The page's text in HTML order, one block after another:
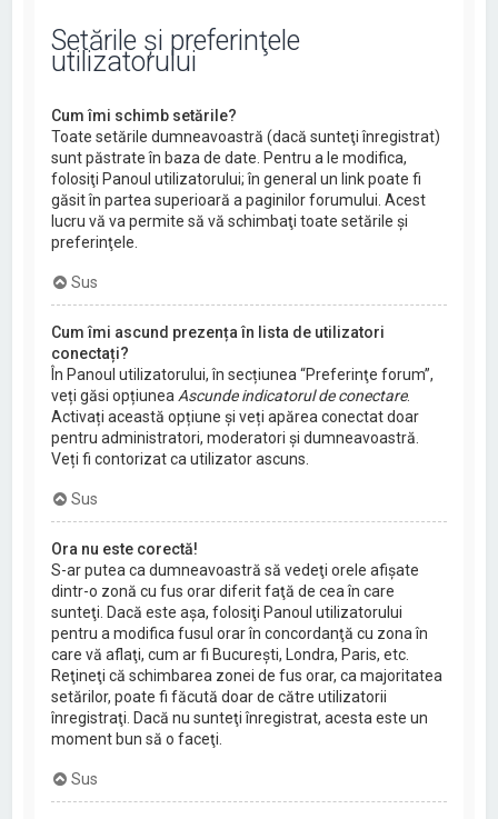
Setările şi preferinţele
utilizatorului
Cum îmi schimb setările?
Toate setările dumneavoastră (dacă sunteţi înregistrat)
sunt păstrate în baza de date. Pentru a le modifica,
folosiţi Panoul utilizatorului; în general un link poate fi
găsit în partea superioară a paginilor forumului. Acest
lucru vă va permite să vă schimbaţi toate setările şi
preferinţele.
Sus
Cum îmi ascund prezența în lista de utilizatori
conectați?
În Panoul utilizatorului, în secțiunea “Preferinţe forum”,
veți găsi opțiunea Ascunde indicatorul de conectare.
Activați această opțiune și veți apărea conectat doar
pentru administratori, moderatori și dumneavoastră.
Veți fi contorizat ca utilizator ascuns.
Sus
Ora nu este corectă!
S-ar putea ca dumneavoastră să vedeţi orele afişate
dintr-o zonă cu fus orar diferit faţă de cea în care
sunteţi. Dacă este aşa, folosiţi Panoul utilizatorului
pentru a modifica fusul orar în concordanţă cu zona în
care vă aflaţi, cum ar fi Bucureşti, Londra, Paris, etc.
Reţineţi că schimbarea zonei de fus orar, ca majoritatea
setărilor, poate fi făcută doar de către utilizatorii
înregistraţi. Dacă nu sunteţi înregistrat, acesta este un
moment bun să o faceţi.
Sus